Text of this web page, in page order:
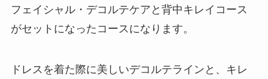
フェイシャル・デコルテケアと背中キレイコース
がセットになったコースになります。
ドレスを着た際に美しいデコルテラインと、キレ